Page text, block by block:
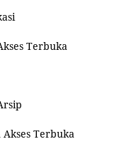
Terbuka
Terbuka